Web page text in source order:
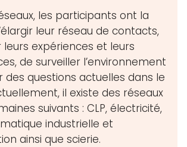
les participants ont la
leur réseau de contacts,
expériences et leurs
de surveiller l’environnement
des questions actuelles dans le
il existe des réseaux
suivants : CLP, électricité,
industrielle et
ainsi que scierie.